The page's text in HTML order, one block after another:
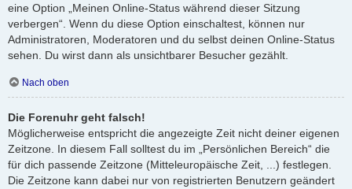
eine Option „Meinen Online-Status während dieser Sitzung
verbergen“. Wenn du diese Option einschaltest, können nur
Administratoren, Moderatoren und du selbst deinen Online-Status
sehen. Du wirst dann als unsichtbarer Besucher gezählt.
Nach oben
Die Forenuhr geht falsch!
Möglicherweise entspricht die angezeigte Zeit nicht deiner eigenen
Zeitzone. In diesem Fall solltest du im „Persönlichen Bereich“ die
für dich passende Zeitzone (Mitteleuropäische Zeit, ...) festlegen.
Die Zeitzone kann dabei nur von registrierten Benutzern geändert